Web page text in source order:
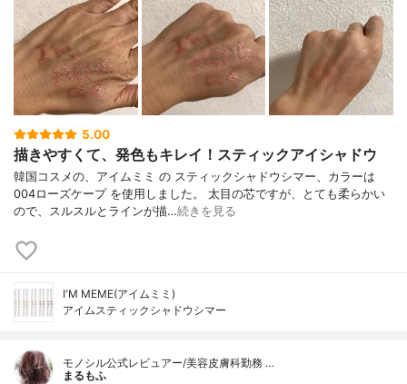
5.00
描きやすくて、発色もキレイ！スティックアイシャドウ
韓国コスメの、アイムミミ の スティックシャドウシマー、カラーは
004ローズケープ を使用しました。 太目の芯ですが、とても柔らかい
ので、スルスルとラインが描…続きを見る
I'M MEME(アイムミミ)
アイムスティックシャドウシマー
モノシル公式レビュアー/美容皮膚科勤務 …
まるもふ